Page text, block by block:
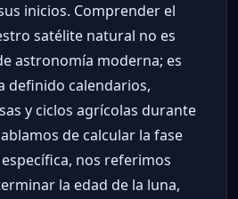
inicios. Comprender el
satélite natural no es
astronomía moderna; es
definido calendarios,
y ciclos agrícolas durante
de calcular la fase
nos referimos
la edad de la luna,